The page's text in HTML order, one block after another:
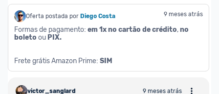
Oferta postada por Diego Costa 9 meses atrás
Formas de pagamento: em 1x no cartão de crédito, no
boleto ou PIX.
Frete grátis Amazon Prime: SIM
victor_sanglard 9 meses atrás